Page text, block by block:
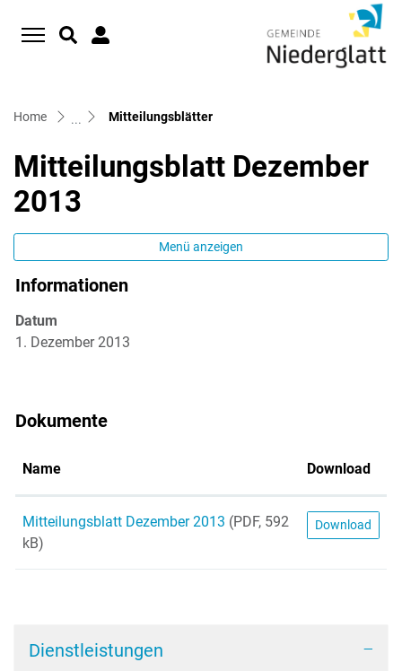
Home Mitteilungsblätter(ausgewählt)
Mitteilungsblatt Dezember
2013
Menü anzeigen
Informationen
Datum
1. Dezember 2013
Dokumente
Name Download
Mitteilungsblatt Dezember 2013 (PDF, 592
kB)
Download
Dienstleistungen